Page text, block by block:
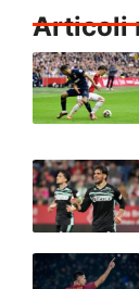
Articoli